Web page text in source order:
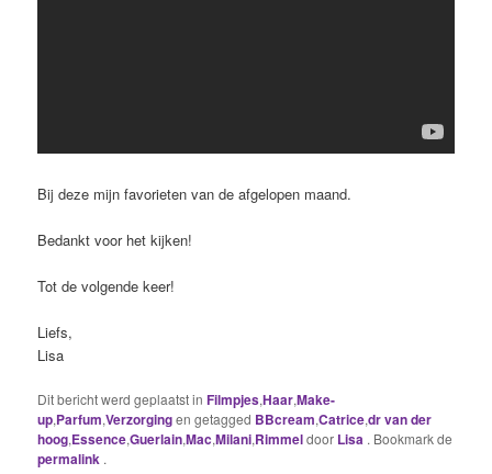
Bij deze mijn favorieten van de afgelopen maand.
Bedankt voor het kijken!
Tot de volgende keer!
Liefs,
Lisa
Dit bericht werd geplaatst inFilmpjes,Haar,Make-
up,Parfum,Verzorgingen getagged BBcream,Catrice,dr van der
hoog,Essence,Guerlain,Mac,Milani,Rimmeldoor Lisa . Bookmark de
permalink .